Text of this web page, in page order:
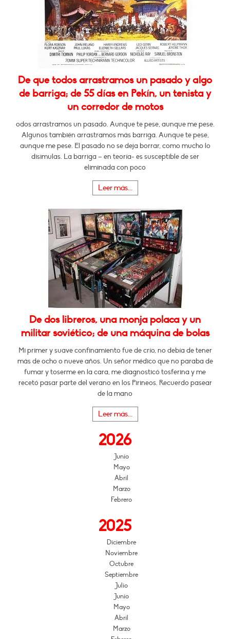
De que todos arrastramos un pasado y algo
de barriga; de 55 días en Pekín, un tenista y
un corredor de motos
odos arrastramos un pasado. Aunque te pese, aunque me pese.
Algunos también arrastramos más barriga. Aunque te pese,
aunque me pese. El pasado no se deja borrar, como mucho lo
disimulas. La barriga – en teoría- es susceptible de ser
eliminada con poco
Leer más...
De dos libreros, una monja polaca y un
militar soviético; de una máquina de bolas
Mi primer y suave confinamiento fue de crío, no debía de tener
más de ocho o nueve años. Un señor médico que no paraba de
fumar y toserme en la cara, me diagnosticó tosferina y me
recetó pasar parte del verano en los Pirineos. Recuerdo pasear
de la mano
Leer más...
2026
Junio
Mayo
Abril
Marzo
Febrero
2025
Diciembre
Noviembre
Octubre
Septiembre
Julio
Junio
Mayo
Abril
Marzo